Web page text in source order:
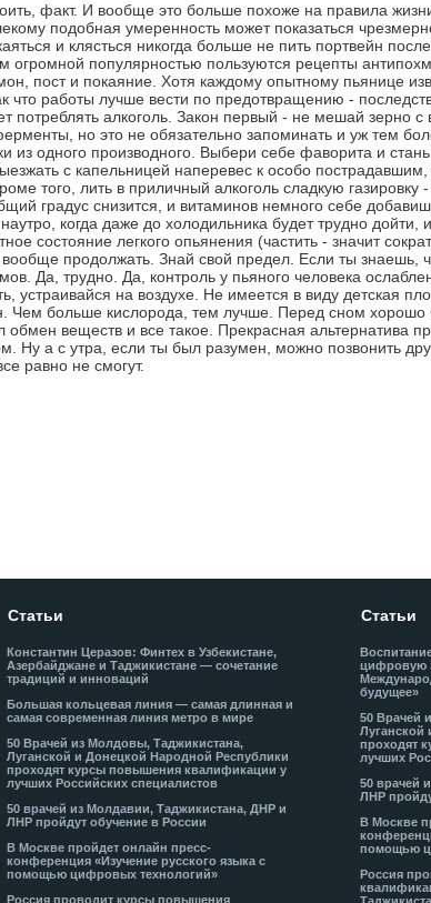
факт. И вообще это больше похоже на правила
подобная умеренность может показаться
и клясться никогда больше не пить портвейн
огромной популярностью пользуются рецепты
пост и покаяние. Хотя каждому опытному пьянице
что работы лучше вести по предотвращению -
потреблять алкоголь. Закон первый - не мешай зерно
но это не обязательно запоминать и уж тем
одного производного. Выбери себе фаворита и
с капельницей наперевес к особо
того, лить в приличный алкоголь сладкую
градус снизится, и витаминов немного себе
когда даже до холодильника будет трудно
состояние легкого опьянения (частить - значит
продолжать. Знай свой предел. Если ты знаешь,
Да, трудно. Да, контроль у пьяного человека
устраивайся на воздухе. Не имеется в виду детская
Чем больше кислорода, тем лучше. Перед сном
веществ и все такое. Прекрасная альтернатива
Ну а с утра, если ты был разумен, можно позвонить
равно не смогут.
Статьи
Константин Церазов: Финтех в Узбекистане,
Азербайджане и Таджикистане — сочетание
традиций и инноваций
Большая кольцевая линия — самая длинная и
самая современная линия метро в мире
50 Врачей из Молдовы, Таджикистана,
Луганской и Донецкой Народной Республики
проходят курсы повышения квалификации у
лучших Российских специалистов
50 врачей из Молдавии, Таджикистана, ДНР и
ЛНР пройдут обучение в России
В Москве пройдет онлайн пресс-
конференция «Изучение русского языка с
помощью цифровых технологий»
Россия проводит курсы повышения
Статьи
цифровую
будущее»
50 Врачей
Луганской
проходят
лучших
50 врачей
ЛНР
В Москве
помощью
Россия